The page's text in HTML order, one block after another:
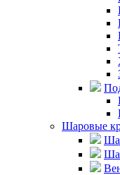
Шаровые